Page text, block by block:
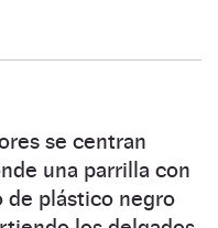
se centran
una parrilla con
de plástico negro